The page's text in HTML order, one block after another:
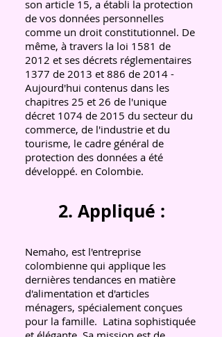
son article 15, a établi la protection
de vos données personnelles
comme un droit constitutionnel. De
même, à travers la loi 1581 de
2012 et ses décrets réglementaires
1377 de 2013 et 886 de 2014 -
Aujourd'hui contenus dans les
chapitres 25 et 26 de l'unique
décret 1074 de 2015 du secteur du
commerce, de l'industrie et du
tourisme, le cadre général de
protection des données a été
développé. en Colombie.
2. Appliqué :
Nemaho, est l'entreprise
colombienne qui applique les
dernières tendances en matière
d'alimentation et d'articles
ménagers, spécialement conçues
pour la famille. Latina sophistiquée